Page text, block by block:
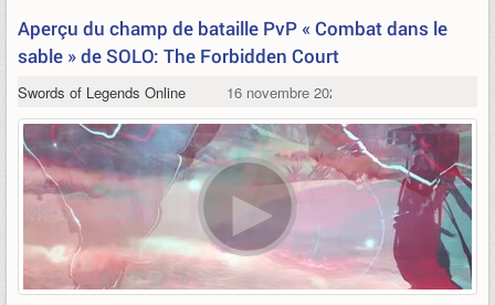
Aperçu du champ de bataille PvP « Combat dans le
sable » de SOLO: The Forbidden Court
Swords of Legends Online 16 novembre 2021